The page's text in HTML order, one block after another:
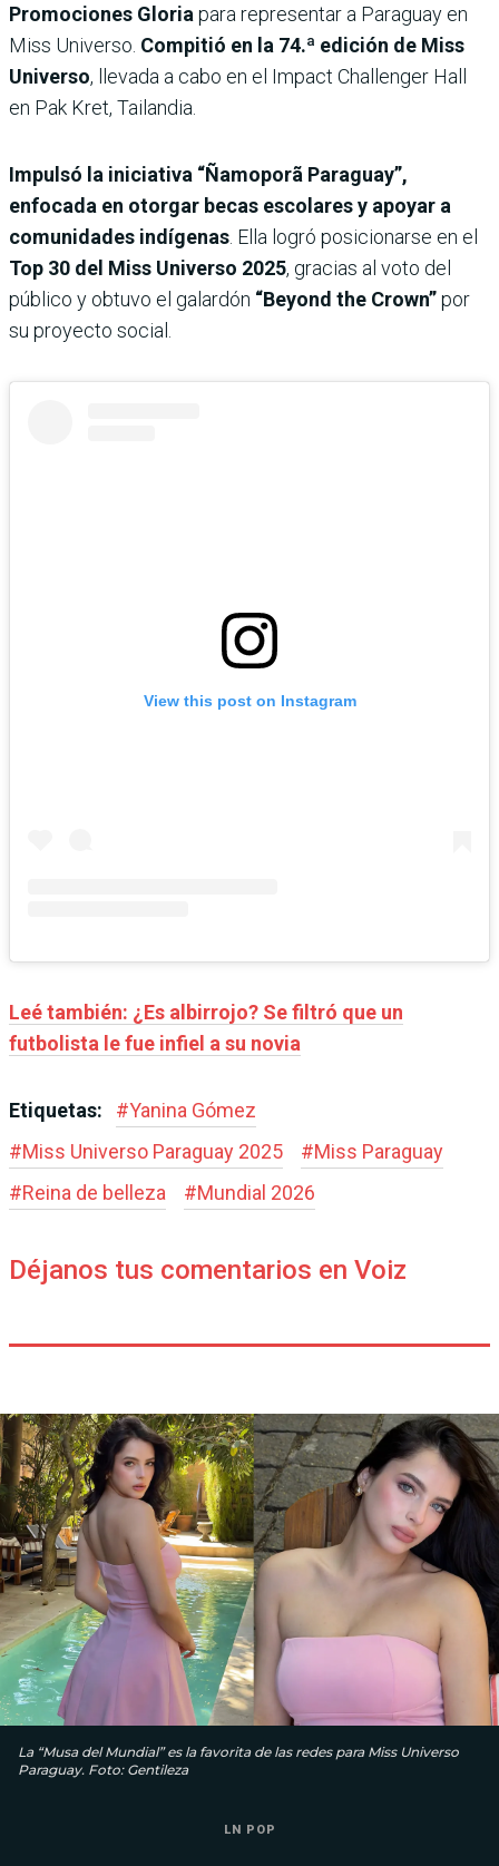
Promociones Gloria para representar a Paraguay en
Miss Universo. Compitió en la 74.ª edición de Miss
Universo, llevada a cabo en el Impact Challenger Hall
en Pak Kret, Tailandia.
Impulsó la iniciativa “Ñamoporã Paraguay”,
enfocada en otorgar becas escolares y apoyar a
comunidades indígenas . Ella logró posicionarse en el
Top 30 del Miss Universo 2025, gracias al voto del
público y obtuvo el galardón “Beyond the Crown”por
su proyecto social.
View this post on Instagram
Leé también: ¿Es albirrojo? Se filtró que un
futbolista le fue infiel a su novia
Etiquetas: #Yanina Gómez
#Miss Universo Paraguay 2025 #Miss Paraguay
#Reina de belleza #Mundial 2026
Déjanos tus comentarios en Voiz
La “Musa del Mundial” es la favorita de las redes para Miss Universo
Paraguay. Foto: Gentileza
LN POP